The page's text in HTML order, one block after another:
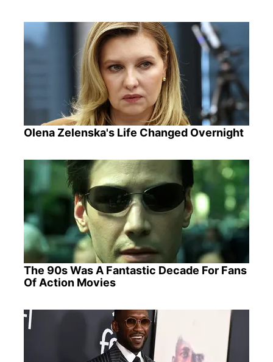
Olena Zelenska's Life Changed Overnight
The 90s Was A Fantastic Decade For Fans
Of Action Movies